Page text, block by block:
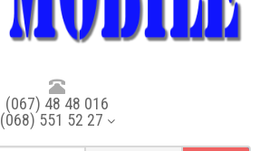
(067) 48 48 016
(068) 551 52 27